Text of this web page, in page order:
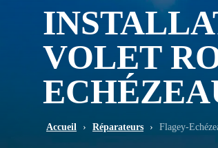
VOLET
Accueil › Réparateurs › Flagey-